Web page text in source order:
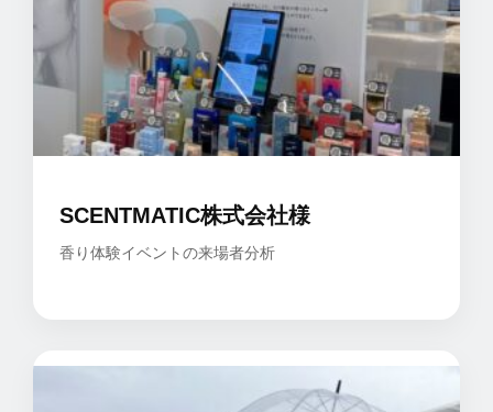
SCENTMATIC株式会社様
香り体験イベントの来場者分析